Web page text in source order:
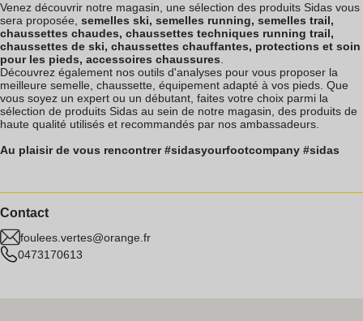
Venez découvrir notre magasin, une sélection des produits Sidas vous
sera proposée, semelles ski, semelles running, semelles trail,
chaussettes chaudes, chaussettes techniques running trail,
chaussettes de ski, chaussettes chauffantes, protections et soin
pour les pieds, accessoires chaussures.
Découvrez également nos outils d'analyses pour vous proposer la
meilleure semelle, chaussette, équipement adapté à vos pieds. Que
vous soyez un expert ou un débutant, faites votre choix parmi la
sélection de produits Sidas au sein de notre magasin, des produits de
haute qualité utilisés et recommandés par nos ambassadeurs.
Au plaisir de vous rencontrer #sidasyourfootcompany #sidas
Contact
foulees.vertes@orange.fr
0473170613